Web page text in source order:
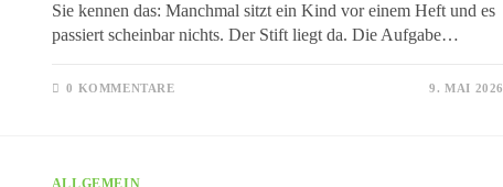
Sie kennen das: Manchmal sitzt ein Kind vor einem Heft und es
passiert scheinbar nichts. Der Stift liegt da. Die Aufgabe…
0 KOMMENTARE 9. MAI 2026
ALLGEMEIN